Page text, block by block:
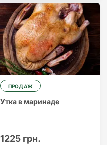
ПРОДАЖ
Утка в маринаде
1225 грн.